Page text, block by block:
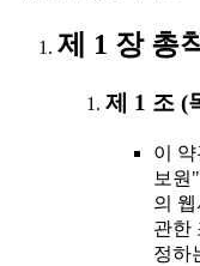
제 1 장 총
제 1 조 (
이
보원
의
관한
정하